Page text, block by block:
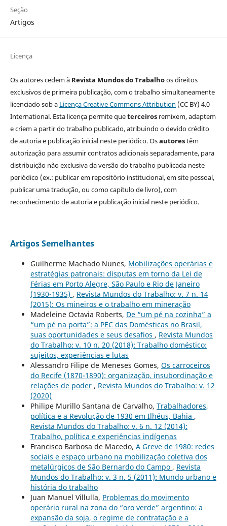
Seção
Artigos
Licença
Os autores cedem à Revista Mundos do Trabalhoos direitos
exclusivos de primeira publicação, com o trabalho simultaneamente
licenciado sob a Licença Creative Commons Attribution (CC BY) 4.0
International. Esta licença permite queterceirosremixem, adaptem
e criem a partir do trabalho publicado, atribuindo o devido crédito
de autoria e publicação inicial neste periódico. Osautorestêm
autorização para assumir contratos adicionais separadamente, para
distribuição não exclusiva da versão do trabalho publicada neste
periódico (ex.: publicar em repositório institucional, em site pessoal,
publicar uma tradução, ou como capítulo de livro), com
reconhecimento de autoria e publicação inicial neste periódico.
Artigos Semelhantes
Guilherme Machado Nunes, Mobilizações operárias e
estratégias patronais: disputas em torno da Lei de
Férias em Porto Alegre, São Paulo e Rio de Janeiro
(1930-1935) , Revista Mundos do Trabalho: v. 7 n. 14
(2015): Os mineiros e o trabalho em mineração
Madeleine Octavia Roberts, De “um pé na cozinha” a
“um pé na porta”: a PEC das Domésticas no Brasil,
suas oportunidades e seus desafios , Revista Mundos
do Trabalho: v. 10 n. 20 (2018): Trabalho doméstico:
sujeitos, experiências e lutas
Alessandro Filipe de Meneses Gomes, Os carroceiros
do Recife (1870-1890): organização, insubordinação e
relações de poder , Revista Mundos do Trabalho: v. 12
(2020)
Philipe Murillo Santana de Carvalho, Trabalhadores,
política e a Revolução de 1930 em Ilhéus, Bahia ,
Revista Mundos do Trabalho: v. 6 n. 12 (2014):
Trabalho, política e experiências indígenas
Francisco Barbosa de Macedo, A Greve de 1980: redes
sociais e espaço urbano na mobilização coletiva dos
metalúrgicos de São Bernardo do Campo , Revista
Mundos do Trabalho: v. 3 n. 5 (2011): Mundo urbano e
história do trabalho
Juan Manuel Villulla, Problemas do movimento
operário rural na zona do “oro verde” argentino: a
expansão da soja, o regime de contratação e a